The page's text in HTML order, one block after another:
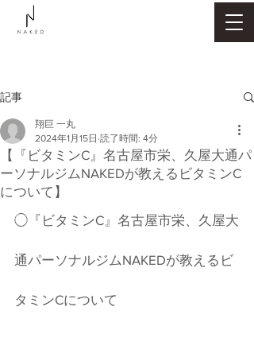
記事
【『ビタミンC』名古屋市栄、久屋大通パ
ーソナルジムNAKEDが教えるビタミンC
について】
翔巨 一丸
2024年1月15日 読了時間: 4分
◯『ビタミンC』名古屋市栄、久屋大
通パーソナルジムNAKEDが教えるビ
タミンCについて